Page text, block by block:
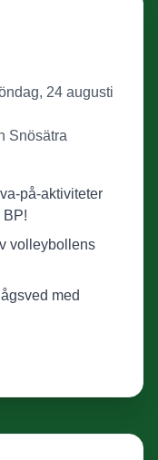
24 augusti
Snösätra
på-aktiviteter
BP!
volleybollens
med